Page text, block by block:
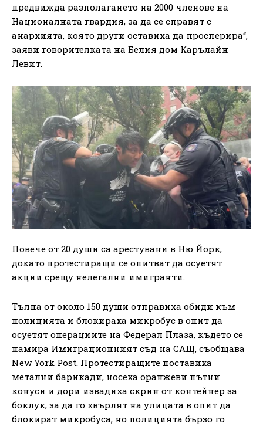
предвижда разполагането на 2000 членове на
Националната гвардия, за да се справят с
анархията, която други оставиха да просперира“,
заяви говорителката на Белия дом Карълайн
Левит.
Повече от 20 души са арестувани в Ню Йорк,
докато протестиращи се опитват да осуетят
акции срещу нелегални имигранти.
Тълпа от около 150 души отправиха обиди към
полицията и блокираха микробус в опит да
осуетят операциите на Федерал Плаза, където се
намира Имиграционният съд на САЩ, съобщава
New York Post. Протестиращите поставиха
метални барикади, носеха оранжеви пътни
конуси и дори извадиха скрин от контейнер за
боклук, за да го хвърлят на улицата в опит да
блокират микробуса, но полицията бързо го